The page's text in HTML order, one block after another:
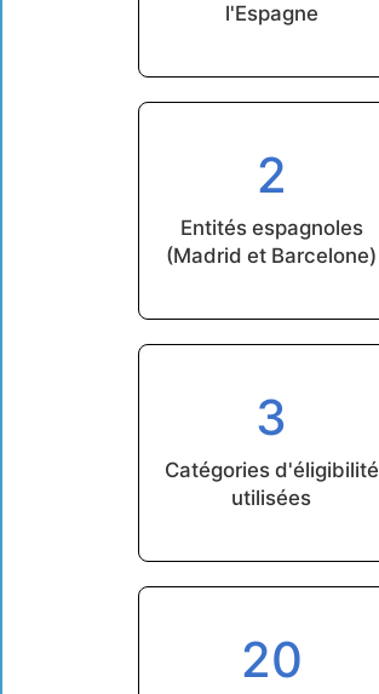
l'Espagne
2
Entités espagnoles
(Madrid et Barcelone)
3
Catégories d'éligibilité
utilisées
20